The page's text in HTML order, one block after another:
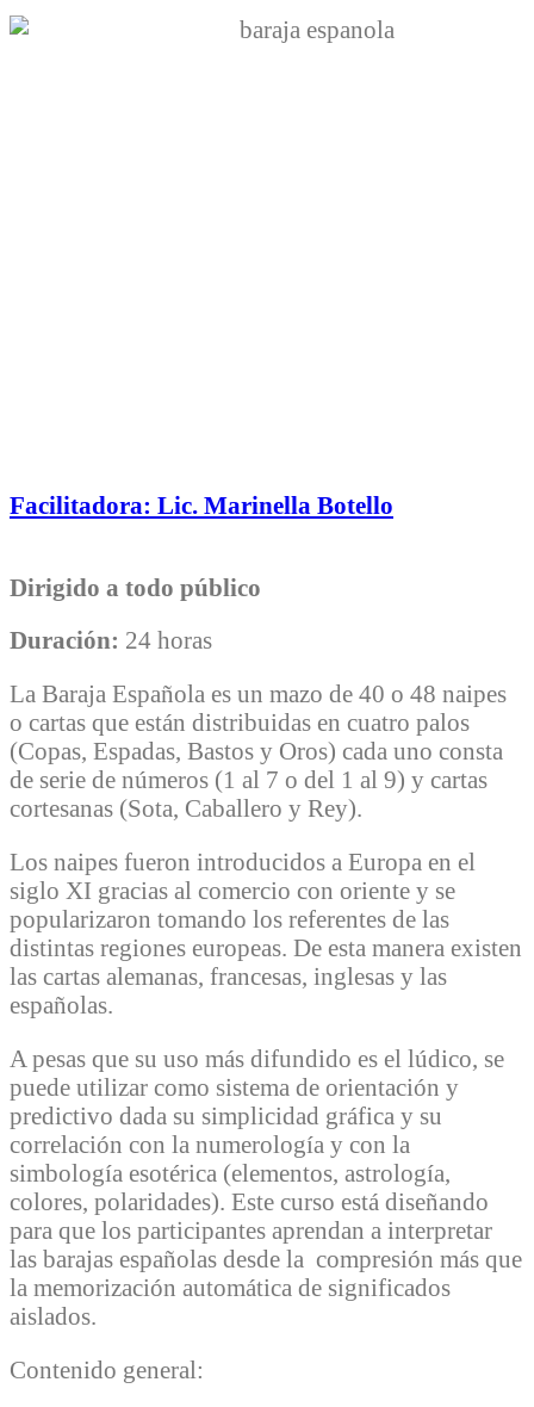
Facilitadora: Lic. Marinella Botello
Dirigido a todo público
Duración: 24 horas
La Baraja Española es un mazo de 40 o 48 naipes
o cartas que están distribuidas en cuatro palos
(Copas, Espadas, Bastos y Oros) cada uno consta
de serie de números (1 al 7 o del 1 al 9) y cartas
cortesanas (Sota, Caballero y Rey).
Los naipes fueron introducidos a Europa en el
siglo XI gracias al comercio con oriente y se
popularizaron tomando los referentes de las
distintas regiones europeas. De esta manera existen
las cartas alemanas, francesas, inglesas y las
españolas.
A pesas que su uso más difundido es el lúdico, se
puede utilizar como sistema de orientación y
predictivo dada su simplicidad gráfica y su
correlación con la numerología y con la
simbología esotérica (elementos, astrología,
colores, polaridades). Este curso está diseñando
para que los participantes aprendan a interpretar
las barajas españolas desde la compresión más que
la memorización automática de significados
aislados.
Contenido general: